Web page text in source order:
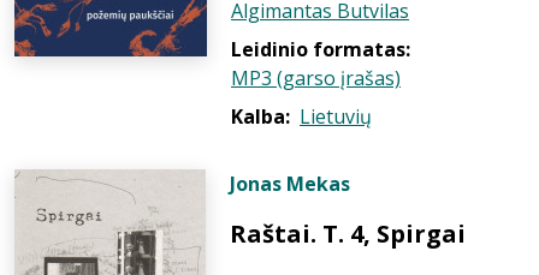
Algimantas Butvilas
Leidinio formatas:
MP3 (garso įrašas)
Kalba: Lietuvių
Jonas Mekas
Raštai. T. 4, Spirgai